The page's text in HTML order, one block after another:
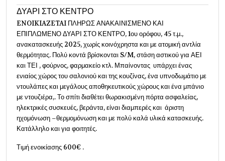
ΔΥΑΡΙ ΣΤΟ ΚΕΝΤΡΟ
ENOIKIAZETAI ΠΛΗΡΩΣ ΑΝΑΚΑΙΝΙΣΜΕΝΟ ΚΑΙ
ΕΠΙΠΛΩΜΕΝΟ ΔΥΑΡΙ ΣΤΟ ΚΕΝΤΡΟ, 1ου ορόφου, 45 τ.μ.,
ανακατασκευής 2025, χωρίς κοινόχρηστα και με ατομική αντλία
θερμότητας. Πολύ κοντά βρίσκονται S/M, στάση αστικού για ΑΕΙ
και ΤΕΙ , φούρνος, φαρμακείο κτλ. Μπαίνοντας υπάρχει ένας
ενιαίος χώρος του σαλονιού και της κουζίνας, ένα υπνοδωμάτιο με
ντουλάπες και μεγάλους αποθηκευτικούς χώρους και ένα μπάνιο
με ντουζιέρα,. Το σπίτι διαθέτει θωρακισμένη πόρτα ασφαλείας,
ηλεκτρικές συσκευές, βεράντα, είναι διαμπερές και άριστη
ηχομόνωση –θερμομόνωση και με πολύ καλά υλικά κατασκευής.
Κατάλληλο και για φοιτητές.
Τιμή ενοικίασης 600€ .